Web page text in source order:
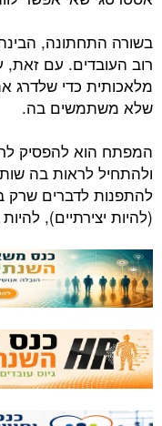
בשורה התחתונה,
רוב העובדים. עם
מלאכותית כדי שלדרג
שלא משתמשים בה.
המפתח הוא להפסיק
ולהתחיל לראות בה
להתפנות לדברים שרק
(להיות יצירתיים),